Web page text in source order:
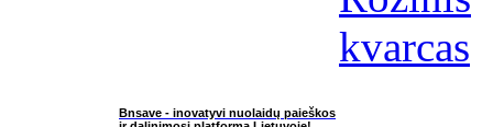
Bnsave - inovatyvi nuolaidų paieškos